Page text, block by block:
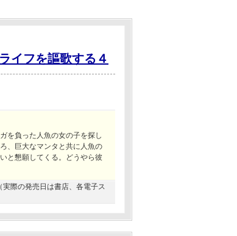
イフを謳歌する４
を負った人魚の女の子を探し
、巨大なマンタと共に人魚の
と懇願してくる。どうやら彼
際の発売日は書店、各電子ス